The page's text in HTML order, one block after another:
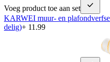
Voeg product toe aan set
KARWEI muur- en
delig)+ 11.99